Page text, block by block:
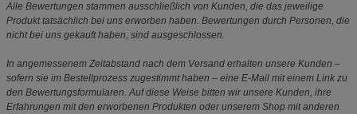
Alle Bewertungen stammen ausschließlich von Kunden, die das jeweilige
Produkt tatsächlich bei uns erworben haben. Bewertungen durch Personen, die
nicht bei uns gekauft haben, sind ausgeschlossen.
In angemessenem Zeitabstand nach dem Versand erhalten unsere Kunden –
sofern sie im Bestellprozess zugestimmt haben – eine E-Mail mit einem Link zu
den Bewertungsformularen. Auf diese Weise bitten wir unsere Kunden, ihre
Erfahrungen mit den erworbenen Produkten oder unserem Shop mit anderen